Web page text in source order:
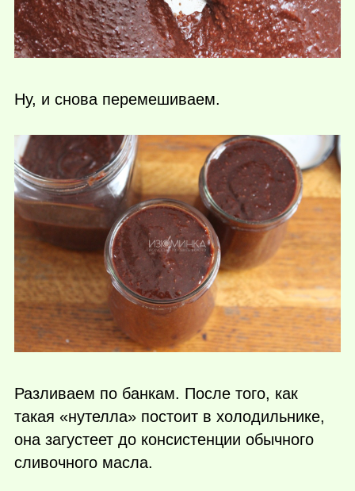
Ну, и снова перемешиваем.
Разливаем по банкам. После того, как
такая «нутелла» постоит в холодильнике,
она загустеет до консистенции обычного
сливочного масла.